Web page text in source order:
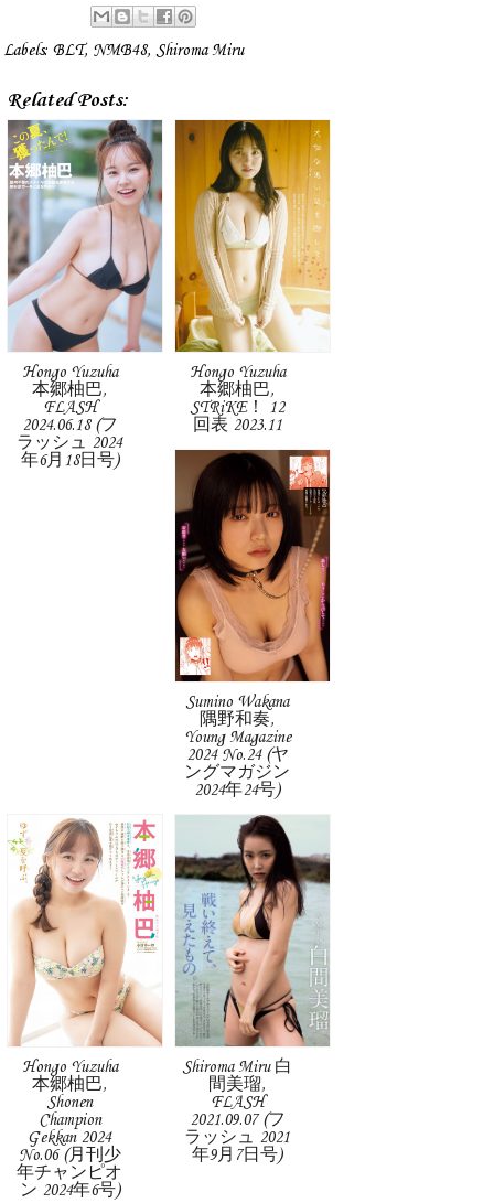
Labels: BLT, NMB48, Shiroma Miru
Related Posts:
Hongo Yuzuha
本郷柚巴,
FLASH
2024.06.18 (フ
ラッシュ 2024
年6月18日号)
Hongo Yuzuha
本郷柚巴,
STRiKE！ 12
回表 2023.11
Sumino Wakana
隅野和奏,
Young Magazine
2024 No.24 (ヤ
ングマガジン
2024年24号)
Hongo Yuzuha
本郷柚巴,
Shonen
Champion
Gekkan 2024
No.06 (月刊少
年チャンピオ
ン 2024年6号)
Shiroma Miru 白
間美瑠,
FLASH
2021.09.07 (フ
ラッシュ 2021
年9月7日号)